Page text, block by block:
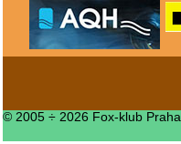
© 2005 ÷ 2026 Fox-klub Praha